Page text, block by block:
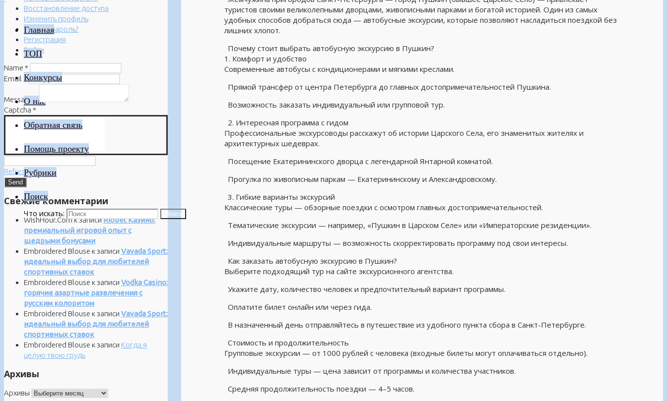
Главная
ТОП
Конкурсы
О нас
Обратная связь
Помощь проекту
Рубрики
Поиск
Что искать: Поиск
туристов своими великолепными дворцами, живописными парками и богатой историей. Один из самых
удобных способов добраться сюда — автобусные экскурсии, которые позволяют насладиться поездкой без
лишних хлопот.
Почему стоит выбрать автобусную экскурсию в Пушкин?
1. Комфорт и удобство
Современные автобусы с кондиционерами и мягкими креслами.
Прямой трансфер от центра Петербурга до главных достопримечательностей Пушкина.
Возможность заказать индивидуальный или групповой тур.
2. Интересная программа с гидом
Профессиональные экскурсоводы расскажут об истории Царского Села, его знаменитых жителях и
архитектурных шедеврах.
Посещение Екатерининского дворца с легендарной Янтарной комнатой.
Прогулка по живописным паркам — Екатерининскому и Александровскому.
3. Гибкие варианты экскурсий
Классические туры — обзорные поездки с осмотром главных достопримечательностей.
Тематические экскурсии — например, «Пушкин в Царском Селе» или «Императорские резиденции».
Индивидуальные маршруты — возможность скорректировать программу под свои интересы.
Как заказать автобусную экскурсию в Пушкин?
Выберите подходящий тур на сайте экскурсионного агентства.
Укажите дату, количество человек и предпочтительный вариант программы.
Оплатите билет онлайн или через гида.
В назначенный день отправляйтесь в путешествие из удобного пункта сбора в Санкт-Петербурге.
Стоимость и продолжительность
Групповые экскурсии — от 1000 рублей с человека (входные билеты могут оплачиваться отдельно).
Индивидуальные туры — цена зависит от программы и количества участников.
Средняя продолжительность поездки — 4–5 часов.
Восстановление доступа
Изменить профиль
Забыли пароль?
Регистрация
Войти
Name *
Email *
Message*
Captcha *
Refresh
Свежие комментарии
WishHour.Comк записиRiobet Казино:
премиальный игровой опыт с
щедрыми бонусами
Embroidered Blouse к записи Vavada Sport:
идеальный выбор для любителей
спортивных ставок
Embroidered Blouse к записи Vodka Casino:
горячие азартные развлечения с
русским колоритом
Embroidered Blouse к записи Vavada Sport:
идеальный выбор для любителей
спортивных ставок
Embroidered Blouse к записи Когда я
целую твою грудь
Архивы
Архивы